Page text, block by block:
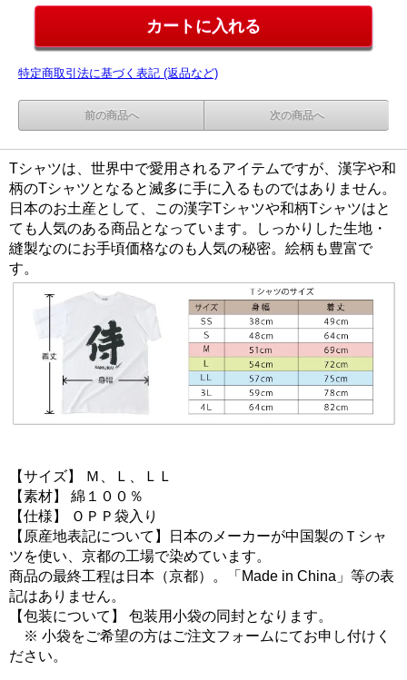
特定商取引法に基づく表記 (返品など)
前の商品へ 次の商品へ
Tシャツは、世界中で愛用されるアイテムですが、漢字や和
柄のTシャツとなると滅多に手に入るものではありません。
日本のお土産として、この漢字Tシャツや和柄Tシャツはと
ても人気のある商品となっています。しっかりした生地・
縫製なのにお手頃価格なのも人気の秘密。絵柄も豊富で
す。
【サイズ】 Ｍ、Ｌ、ＬＬ
【素材】 綿１００％
【仕様】 ＯＰＰ袋入り
【原産地表記について】日本のメーカーが中国製のＴシャ
ツを使い、京都の工場で染めています。
商品の最終工程は日本（京都）。「Made in China」等の表
記はありません。
【包装について】 包装用小袋の同封となります。
※ 小袋をご希望の方はご注文フォームにてお申し付けく
ださい。